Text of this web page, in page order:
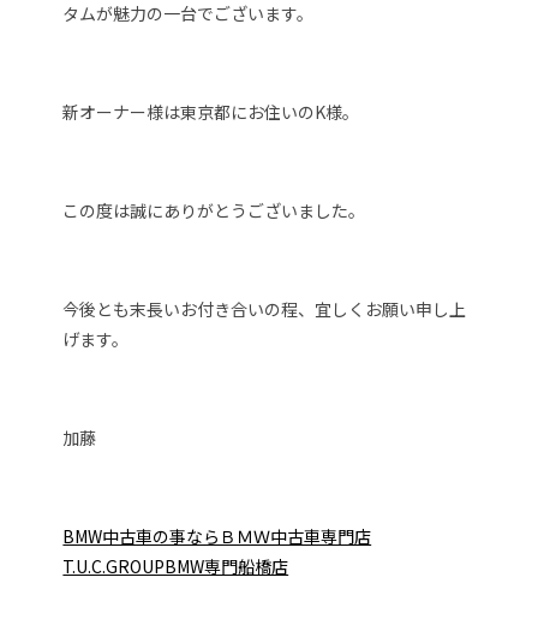
タムが魅力の一台でございます。
新オーナー様は東京都にお住いのK様。
この度は誠にありがとうございました。
今後とも末長いお付き合いの程、宜しくお願い申し上
げます。
加藤
BMW中古車の事ならＢＭＷ中古車専門店
T.U.C.GROUPBMW専門船橋店